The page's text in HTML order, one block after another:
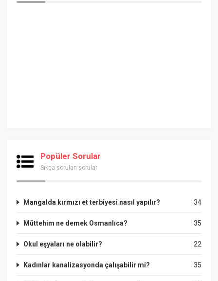
Popüler Sorular
Sıkça sorulan sorular
34
Mangalda kırmızı et terbiyesi nasıl yapılır?
35
Müttehim ne demek Osmanlıca?
22
Okul eşyaları ne olabilir?
35
Kadınlar kanalizasyonda çalışabilir mi?